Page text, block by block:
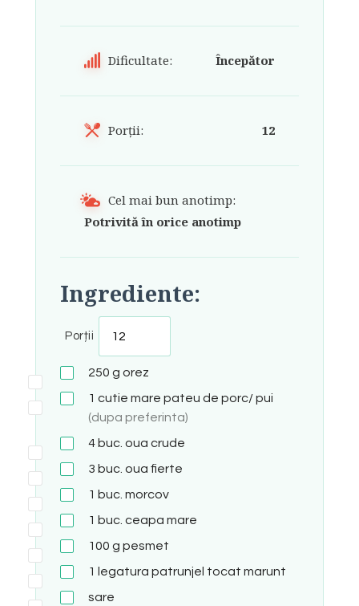
Dificultate: Începător
Porții: 12
Cel mai bun anotimp:
Potrivită în orice anotimp
Ingrediente:
Porții
250 g orez
1 cutie mare pateu de porc/ pui
(dupa preferinta)
4buc. oua crude
3 buc. oua fierte
1 buc. morcov
1 buc. ceapa mare
100 g pesmet
1 legatura patrunjel tocat marunt
sare